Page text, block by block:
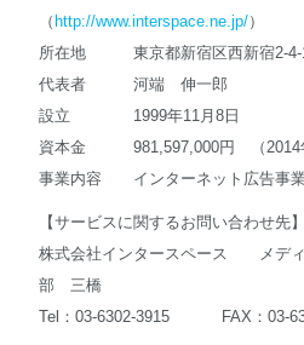
（ http://www.interspace.ne.jp/）
所在地 東京都新宿区西新宿2-4-1
代表者 河端 伸一郎
設立 1999年11月8日
資本金 981,597,000円 （2014年
事業内容 インターネット広告事業
【サービスに関するお問い合わせ先】
株式会社インタースペース メディ
部 三橋
Tel：03-6302-3915 FAX：03-